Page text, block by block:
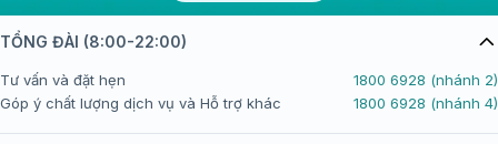
TỔNG ĐÀI (8:00-22:00)
Tư vấn và đặt hẹn
1800 6928 (nhánh 2)
Góp ý chất lượng dịch vụ và Hỗ trợ khác
1800 6928 (nhánh 4)